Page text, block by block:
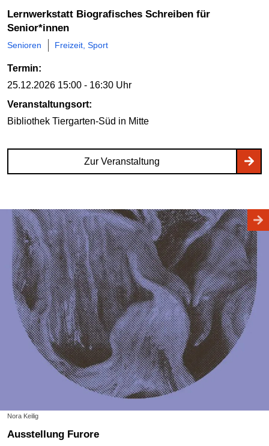
Lernwerkstatt Biografisches Schreiben für
Senior*innen
Senioren Freizeit, Sport
Termin:
25.12.2026 15:00 - 16:30 Uhr
Veranstaltungsort:
Bibliothek Tiergarten-Süd in Mitte
Zur Veranstaltung
Nora Keilig
Ausstellung Furore